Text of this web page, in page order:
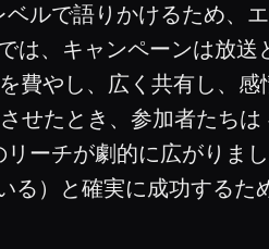
ルで語りかけるため、
は、キャンペーンは放送
費やし、広く共有し、
せたとき、参加者たちは
ーチが劇的に広がりま
）と確実に成功するた